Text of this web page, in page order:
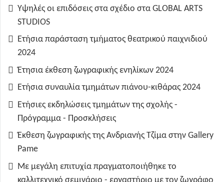
Υψηλές οι επιδόσεις στα σχέδιο στα GLOBAL ARTS
STUDIOS
Ετήσια παράσταση τμήματος θεατρικού παιχνιδιού
2024
Έτησια έκθεση ζωγραφικής ενηλίκων 2024
Ετήσια συναυλία τμημάτων πιάνου-κιθάρας 2024
Ετήσιες εκδηλώσεις τμημάτων της σχολής -
Πρόγραμμα - Προσκλήσεις
Έκθεση ζωγραφικής της Ανδριανής Τζίμα στην Gallery
Pame
Με μεγάλη επιτυχία πραγματοποιήθηκε το
καλλιτεχνικό σεμινάριο - εργαστήριο με τον ζωγράφο